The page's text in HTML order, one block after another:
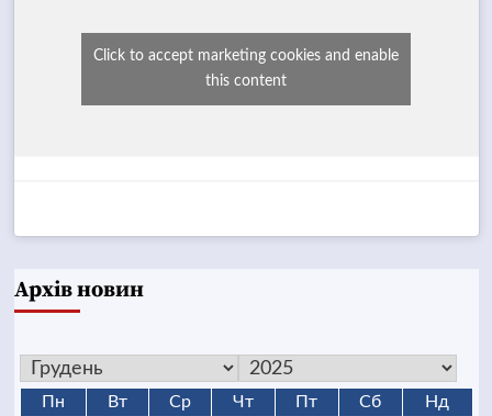
Click to accept marketing cookies and enable
this content
Архів новин
Пн Вт Ср Чт Пт Сб Нд